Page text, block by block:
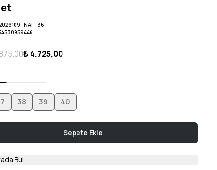
₺ 4.725,00
38 39 40
Sepete Ekle
Bul